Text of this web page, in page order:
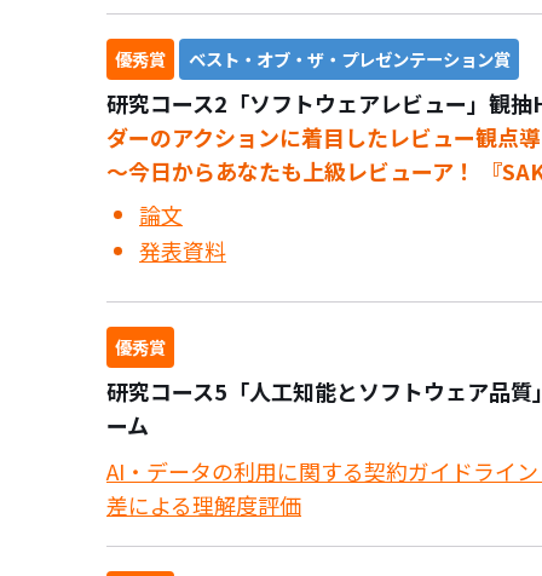
優秀賞 ベスト・オブ・ザ・プレゼンテーション賞
研究コース2「ソフトウェアレビュー」観
ダーのアクションに着目したレビュー観点
～今日からあなたも上級レビューア！ 『
論文
発表資料
優秀賞
研究コース5「人工知能とソフトウェア品
ーム
AI・データの利用に関する契約ガイドライ
差による理解度評価